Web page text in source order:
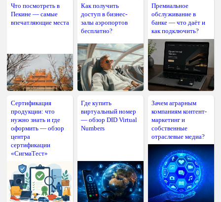
Что посмотреть в
Пекине — самые
впечатляющие места
Как получить
доступ в бизнес-
залы аэропортов
бесплатно?
Премиальное
обслуживание в
банке — что даёт и
как подключить?
Сертификация
продукции: что
нужно знать и где
оформить — обзор
центра
сертификации
«СигмаТест»
Где купить
виртуальный номер
— обзор DID Virtual
Numbers
Зачем аграрным
компаниям контент-
маркетинг и
собственные
отраслевые медиа?